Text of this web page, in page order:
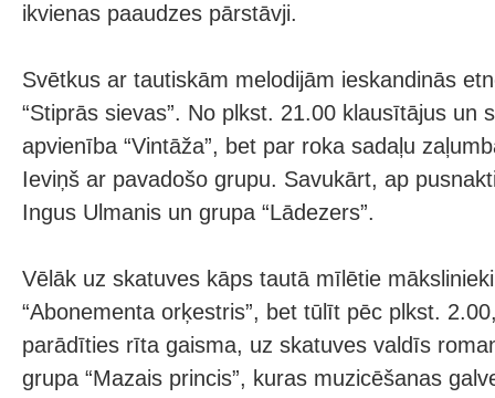
ikvienas paaudzes pārstāvji.
Svētkus ar tautiskām melodijām ieskandinās
“Stiprās sievas”. No plkst. 21.00 klausītājus un
apvienība “Vintāža”, bet par roka sadaļu
Ieviņš ar pavadošo grupu. Savukārt, ap
Ingus Ulmanis un grupa “Lādezers”.
Vēlāk uz skatuves kāps tautā mīlētie
“Abonementa orķestris”, bet tūlīt pēc plkst.
parādīties rīta gaisma, uz skatuves valdīs
grupa “Mazais princis”, kuras muzicēšanas